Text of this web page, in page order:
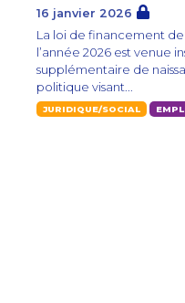
16 janvier 2026
La loi de financement
l’année 2026 est venue
supplémentaire de
politique visant...
JURIDIQUE/SOCIAL